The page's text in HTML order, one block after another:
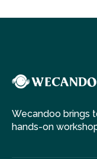
Wecandoo brings
hands-on